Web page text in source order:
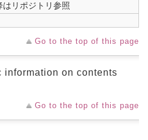
はリポジトリ参照
Go to the top of this page
on contents
Go to the top of this page